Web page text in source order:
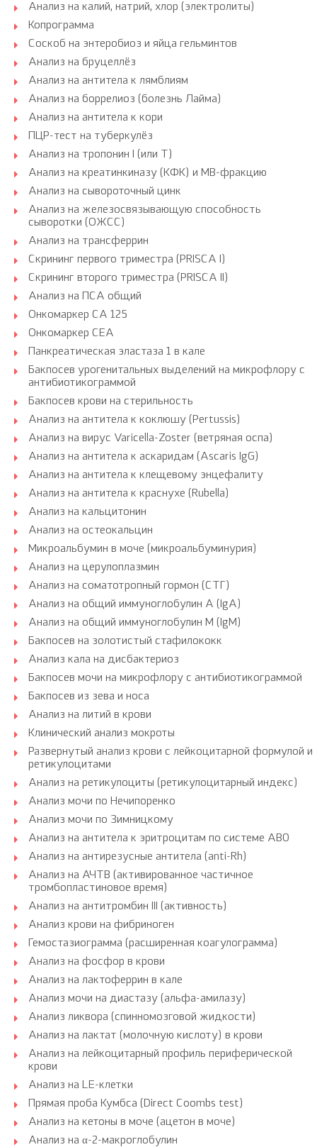
Анализ на калий, натрий, хлор (электролиты)
Копрограмма
Соскоб на энтеробиоз и яйца гельминтов
Анализ на бруцеллёз
Анализ на антитела к лямблиям
Анализ на боррелиоз (болезнь Лайма)
Анализ на антитела к кори
ПЦР-тест на туберкулёз
Анализ на тропонин I (или Т)
Анализ на креатинкиназу (КФК) и МВ-фракцию
Анализ на сывороточный цинк
Анализ на железосвязывающую способность
сыворотки (ОЖСС)
Анализ на трансферрин
Скрининг первого триместра (PRISCA I)
Скрининг второго триместра (PRISCA II)
Анализ на ПСА общий
Онкомаркер CA 125
Онкомаркер CEA
Панкреатическая эластаза 1 в кале
Бакпосев урогенитальных выделений на микрофлору с
антибиотикограммой
Бакпосев крови на стерильность
Анализ на антитела к коклюшу (Pertussis)
Анализ на вирус Varicella-Zoster (ветряная оспа)
Анализ на антитела к аскаридам (Ascaris IgG)
Анализ на антитела к клещевому энцефалиту
Анализ на антитела к краснухе (Rubella)
Анализ на кальцитонин
Анализ на остеокальцин
Микроальбумин в моче (микроальбуминурия)
Анализ на церулоплазмин
Анализ на соматотропный гормон (СТГ)
Анализ на общий иммуноглобулин A (IgA)
Анализ на общий иммуноглобулин M (IgM)
Бакпосев на золотистый стафилококк
Анализ кала на дисбактериоз
Бакпосев мочи на микрофлору с антибиотикограммой
Бакпосев из зева и носа
Анализ на литий в крови
Клинический анализ мокроты
Развернутый анализ крови с лейкоцитарной формулой и
ретикулоцитами
Анализ на ретикулоциты (ретикулоцитарный индекс)
Анализ мочи по Нечипоренко
Анализ мочи по Зимницкому
Анализ на антитела к эритроцитам по системе АВ0
Анализ на антирезусные антитела (anti-Rh)
Анализ на АЧТВ (активированное частичное
тромбопластиновое время)
Анализ на антитромбин III (активность)
Анализ крови на фибриноген
Гемостазиограмма (расширенная коагулограмма)
Анализ на фосфор в крови
Анализ на лактоферрин в кале
Анализ мочи на диастазу (альфа-амилазу)
Анализ ликвора (спинномозговой жидкости)
Анализ на лактат (молочную кислоту) в крови
Анализ на лейкоцитарный профиль периферической
крови
Анализ на LE-клетки
Прямая проба Кумбса (Direct Coombs test)
Анализ на кетоны в моче (ацетон в моче)
Анализ на α-2-макроглобулин